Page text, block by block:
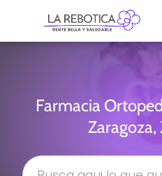
Farmacia
Zaragoza,